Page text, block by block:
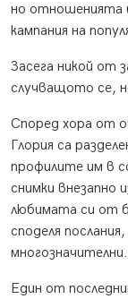
но отношенията
кампания на
Засега никой от
случващото се,
Според хора от
Глория са
профилите им в
снимки внезапно
любимата си от
споделя
многозначителни.
Един от